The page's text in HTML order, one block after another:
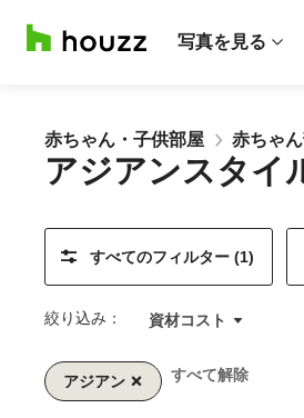
写真を見る
赤ちゃん・子供部屋 赤ちゃ
アジアンスタイ
すべてのフィルター (1)
絞り込み： 資材コスト
アジアン すべて解除